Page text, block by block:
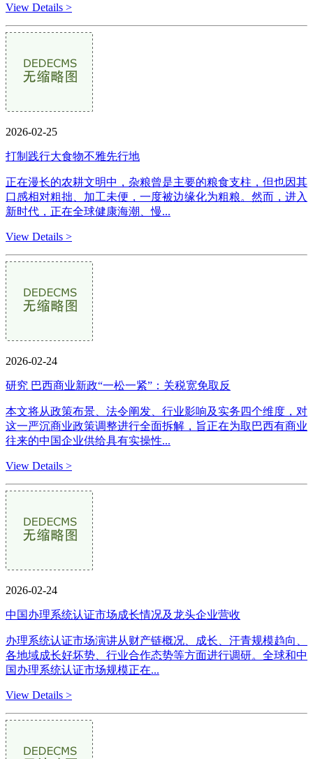
View Details >
2026-02-25
打制践行大食物不雅先行地
正在漫长的农耕文明中，杂粮曾是主要的粮食支柱，但也因其
口感相对粗拙、加工未便，一度被边缘化为粗粮。然而，进入
新时代，正在全球健康海潮、慢...
View Details >
2026-02-24
研究 巴西商业新政“一松一紧”：关税宽免取反
本文将从政策布景、法令阐发、行业影响及实务四个维度，对
这一严沉商业政策调整进行全面拆解，旨正在为取巴西有商业
往来的中国企业供给具有实操性...
View Details >
2026-02-24
中国办理系统认证市场成长情况及龙头企业营收
办理系统认证市场演讲从财产链概况、成长、汗青规模趋向、
各地域成长好坏势、行业合作态势等方面进行调研。全球和中
国办理系统认证市场规模正在...
View Details >